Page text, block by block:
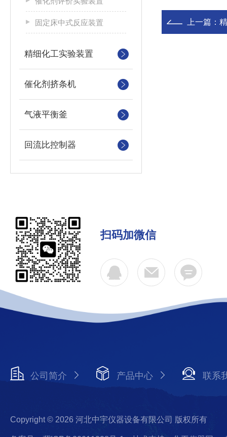
固定床中式反应装置
精细化工实验装置
催化剂挤条机
气液平衡釜
回流比控制器
上一篇：
扫码加微信
公司简介 产品中心 联系
Copyright © 2026 河北中宇仪器设备有限公司 版权所有